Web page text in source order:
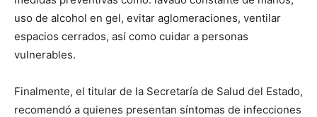
uso de alcohol en gel, evitar aglomeraciones, ventilar
espacios cerrados, así como cuidar a personas
vulnerables.
Finalmente, el titular de la Secretaría de Salud del Estado,
recomendó a quienes presentan síntomas de infecciones